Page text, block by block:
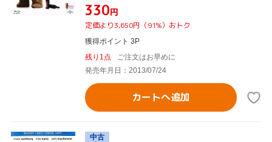
¥330円
定価より3,650円（91%）おトク
獲得ポイント 3P
残り1点
ご注文はお早めに
発売年月日：2013/07/24
カートへ追加
中古